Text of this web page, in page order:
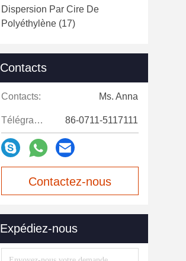
Dispersion Par Cire De
Polyéthylène (17)
Contacts
Contacts: Ms. Anna
Télégramme: 86-0711-5117111
Contactez-nous
Expédiez-nous